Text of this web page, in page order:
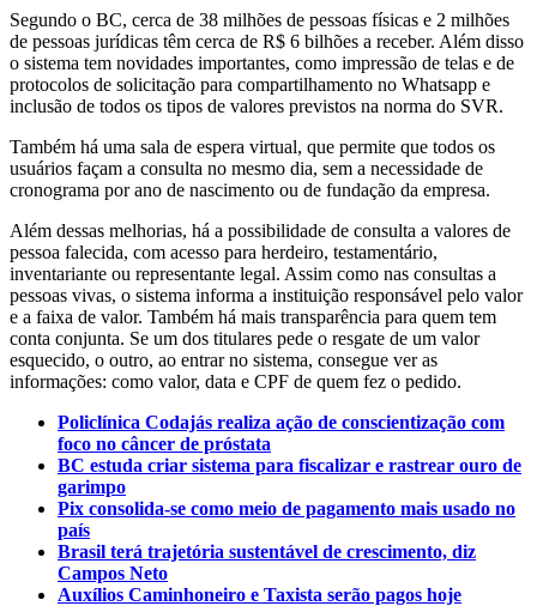
Segundo o BC, cerca de 38 milhões de pessoas físicas e 2 milhões
de pessoas jurídicas têm cerca de R$ 6 bilhões a receber. Além disso
o sistema tem novidades importantes, como impressão de telas e de
protocolos de solicitação para compartilhamento no Whatsapp e
inclusão de todos os tipos de valores previstos na norma do SVR.
Também há uma sala de espera virtual, que permite que todos os
usuários façam a consulta no mesmo dia, sem a necessidade de
cronograma por ano de nascimento ou de fundação da empresa.
Além dessas melhorias, há a possibilidade de consulta a valores de
pessoa falecida, com acesso para herdeiro, testamentário,
inventariante ou representante legal. Assim como nas consultas a
pessoas vivas, o sistema informa a instituição responsável pelo valor
e a faixa de valor. Também há mais transparência para quem tem
conta conjunta. Se um dos titulares pede o resgate de um valor
esquecido, o outro, ao entrar no sistema, consegue ver as
informações: como valor, data e CPF de quem fez o pedido.
Policlínica Codajás realiza ação de conscientização com
foco no câncer de próstata
BC estuda criar sistema para fiscalizar e rastrear ouro de
garimpo
Pix consolida-se como meio de pagamento mais usado no
país
Brasil terá trajetória sustentável de crescimento, diz
Campos Neto
Auxílios Caminhoneiro e Taxista serão pagos hoje